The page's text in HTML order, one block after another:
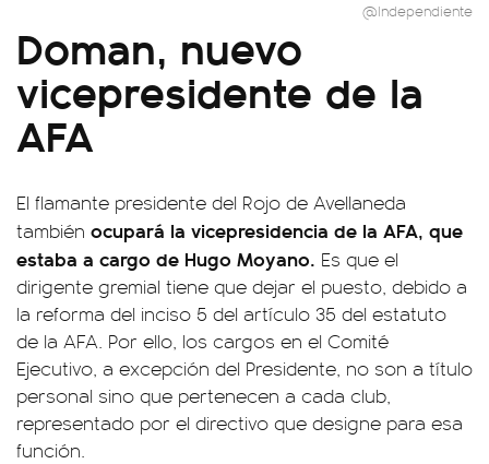
@Independiente
Doman, nuevo
vicepresidente de la
AFA
El flamante presidente del Rojo de Avellaneda
también ocupará la vicepresidencia de la AFA, que
estaba a cargo de Hugo Moyano. Es que el
dirigente gremial tiene que dejar el puesto, debido a
la reforma del inciso 5 del artículo 35 del estatuto
de la AFA. Por ello, los cargos en el Comité
Ejecutivo, a excepción del Presidente, no son a título
personal sino que pertenecen a cada club,
representado por el directivo que designe para esa
función.